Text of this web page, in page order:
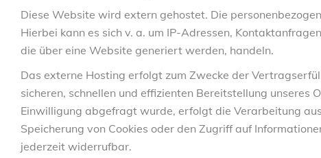
Diese Website wird extern gehostet. Die
Hierbei kann es sich v. a. um IP-Adressen,
die über eine Website generiert werden, handeln.
Das externe Hosting erfolgt zum Zwecke der
sicheren, schnellen und effizienten Bereitstellung unseres
Einwilligung abgefragt wurde, erfolgt die Verarbeitung
Speicherung von Cookies oder den Zugriff auf
jederzeit widerrufbar.